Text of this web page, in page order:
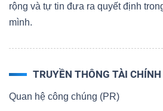
rộng và tự tin đưa ra quyết định
mình.
TRUYỀN THÔNG TÀI CHÍNH
Quan hệ công chúng (PR)